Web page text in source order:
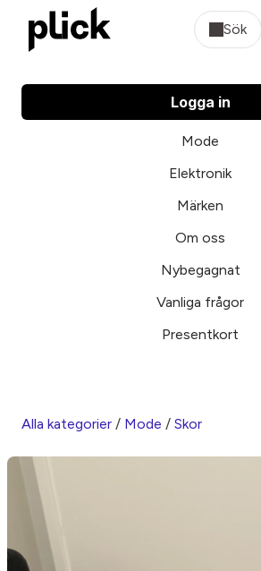
Sök
Logga in
Mode
Elektronik
Märken
Om oss
Nybegagnat
Vanliga frågor
Presentkort
Alla kategorier / Mode / Skor